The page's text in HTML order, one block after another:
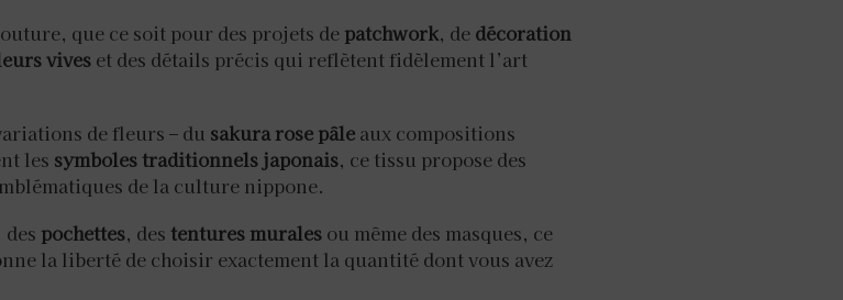
que ce soit pour des projets de patchwork, de décoration
vives et des détails précis qui reflètent fidèlement l’art
de fleurs – du sakura rose pâle aux compositions
les symboles traditionnels japonais, ce tissu propose des
de la culture nippone.
pochettes, des tentures murales ou même des masques, ce
la liberté de choisir exactement la quantité dont vous avez